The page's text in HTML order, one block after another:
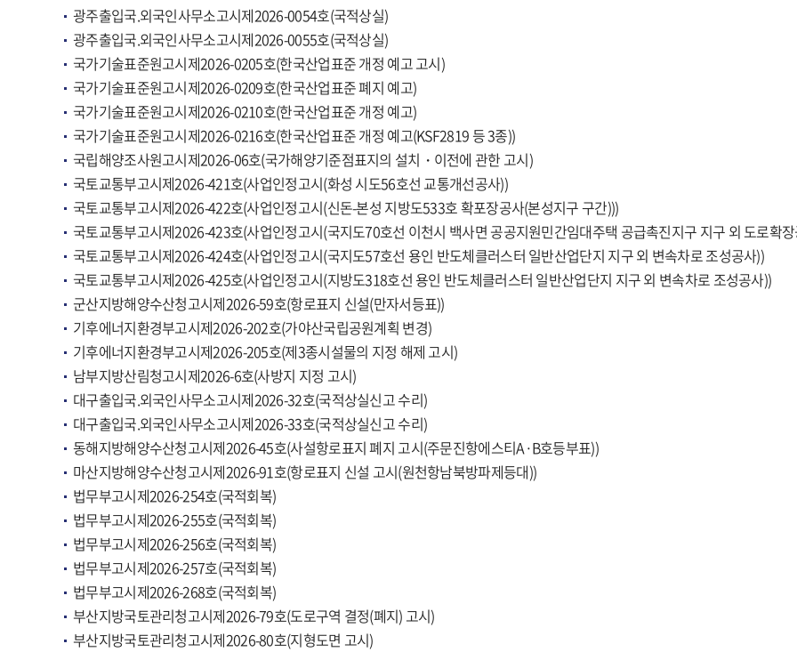
광주출입국.외국인사무소고시제2026-0054호(국적상실)
광주출입국.외국인사무소고시제2026-0055호(국적상실)
국가기술표준원고시제2026-0205호(한국산업표준 개정 예고 고시)
국가기술표준원고시제2026-0209호(한국산업표준 폐지 예고)
국가기술표준원고시제2026-0210호(한국산업표준 개정 예고)
국가기술표준원고시제2026-0216호(한국산업표준 개정 예고(KSF2819 등 3종))
국립해양조사원고시제2026-06호(국가해양기준점표지의 설치・이전에 관한 고시)
국토교통부고시제2026-421호(사업인정고시(화성 시도56호선 교통개선공사))
국토교통부고시제2026-422호(사업인정고시(신돈-본성 지방도533호 확포장공사(본성지구 구간)))
국토교통부고시제2026-423호(사업인정고시(국지도70호선 이천시 백사면 공공지원민간임대주택 공급촉진지구 지구 외 도로확
국토교통부고시제2026-424호(사업인정고시(국지도57호선 용인 반도체클러스터 일반산업단지 지구 외 변속차로 조성공사))
국토교통부고시제2026-425호(사업인정고시(지방도318호선 용인 반도체클러스터 일반산업단지 지구 외 변속차로 조성공사))
군산지방해양수산청고시제2026-59호(항로표지 신설(만자서등표))
기후에너지환경부고시제2026-202호(가야산국립공원계획 변경)
기후에너지환경부고시제2026-205호(제3종시설물의 지정 해제 고시)
남부지방산림청고시제2026-6호(사방지 지정 고시)
대구출입국.외국인사무소고시제2026-32호(국적상실신고 수리)
대구출입국.외국인사무소고시제2026-33호(국적상실신고 수리)
동해지방해양수산청고시제2026-45호(사설항로표지 폐지 고시(주문진항에스티A·B호등부표))
마산지방해양수산청고시제2026-91호(항로표지 신설 고시(원천항남북방파제등대))
법무부고시제2026-254호(국적회복)
법무부고시제2026-255호(국적회복)
법무부고시제2026-256호(국적회복)
법무부고시제2026-257호(국적회복)
법무부고시제2026-268호(국적회복)
부산지방국토관리청고시제2026-79호(도로구역 결정(폐지) 고시)
부산지방국토관리청고시제2026-80호(지형도면 고시)